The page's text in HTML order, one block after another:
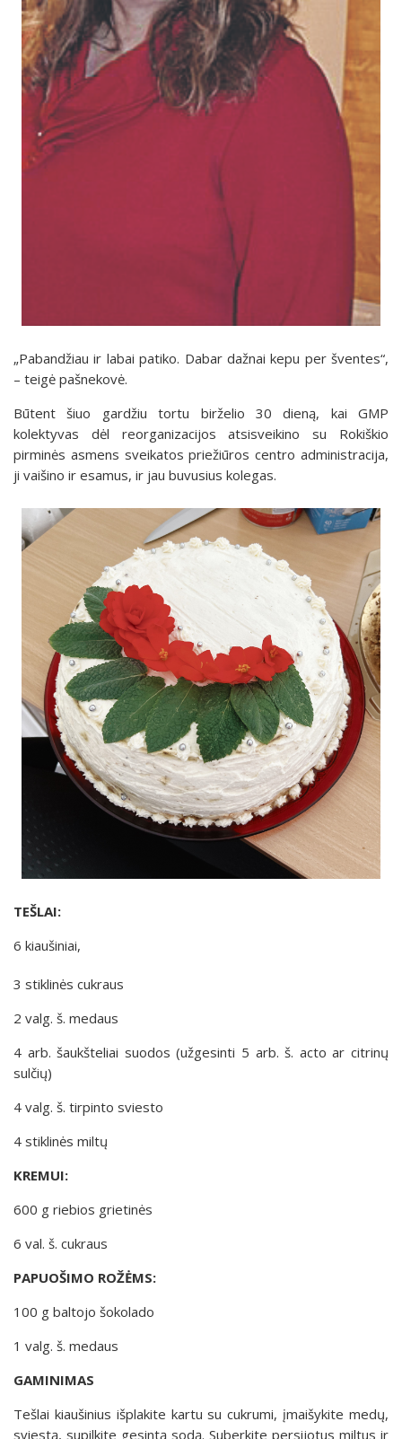
„Pabandžiau ir labai patiko. Dabar dažnai kepu per šventes“,
– teigė pašnekovė.
Būtent šiuo gardžiu tortu birželio 30 dieną, kai GMP
kolektyvas dėl reorganizacijos atsisveikino su Rokiškio
pirminės asmens sveikatos priežiūros centro administracija,
ji vaišino ir esamus, ir jau buvusius kolegas.
TEŠLAI:
6 kiaušiniai,
3 stiklinės cukraus
2 valg. š. medaus
4 arb. šaukšteliai suodos (užgesinti 5 arb. š. acto ar citrinų
sulčių)
4 valg. š. tirpinto sviesto
4 stiklinės miltų
KREMUI:
600 g riebios grietinės
6 val. š. cukraus
PAPUOŠIMO ROŽĖMS:
100 g baltojo šokolado
1 valg. š. medaus
GAMINIMAS
Tešlai kiaušinius išplakite kartu su cukrumi, įmaišykite medų,
sviestą, supilkite gesintą sodą. Suberkite persijotus miltus ir